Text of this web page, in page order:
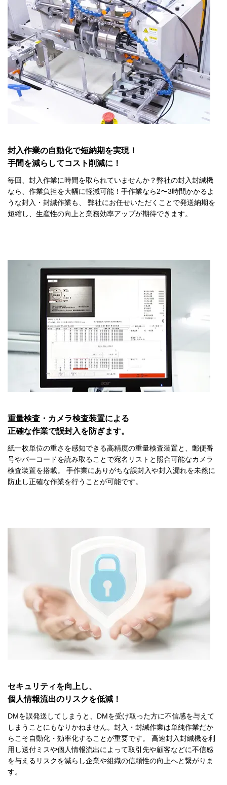
封入作業の自動化で短納期を実現！
手間を減らしてコスト削減に！
毎回、封入作業に時間を取られていませんか？弊社の封入封緘機
なら、作業負担を大幅に軽減可能！手作業なら2〜3時間かかるよ
うな封入・封緘作業も、 弊社にお任せいただくことで発送納期を
短縮し、生産性の向上と業務効率アップが期待できます。
重量検査・カメラ検査装置による
正確な作業で誤封入を防ぎます。
紙一枚単位の重さを感知できる高精度の重量検査装置と、郵便番
号やバーコードを読み取ることで宛名リストと照合可能なカメラ
検査装置を搭載。 手作業にありがちな誤封入や封入漏れを未然に
防止し正確な作業を行うことが可能です。
セキュリティを向上し、
個人情報流出のリスクを低減！
DMを誤発送してしまうと、DMを受け取った方に不信感を与えて
しまうことにもなりかねません。封入・封緘作業は単純作業だか
らこそ自動化・効率化することが重要です。 高速封入封緘機を利
用し送付ミスや個人情報流出によって取引先や顧客などに不信感
を与えるリスクを減らし企業や組織の信頼性の向上へと繋がりま
す。